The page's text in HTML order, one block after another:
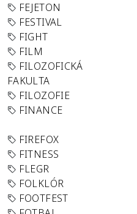
FEJETON
FESTIVAL
FIGHT
FILM
FILOZOFICKÁ
FAKULTA
FILOZOFIE
FINANCE
FIREFOX
FITNESS
FLEGR
FOLKLÓR
FOOTFEST